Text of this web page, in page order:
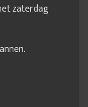
zaterdag